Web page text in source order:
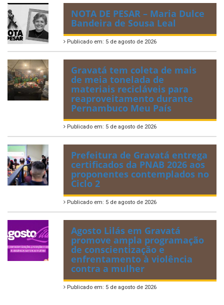
NOTA DE PESAR – Maria Dulce
Bandeira de Sousa Leal
Publicado em: 5 de agosto de 2026
Gravatá tem coleta de mais
de meia tonelada de
materiais recicláveis para
reaproveitamento durante
Pernambuco Meu País
Publicado em: 5 de agosto de 2026
Prefeitura de Gravatá entrega
certificados da PNAB 2026 aos
proponentes contemplados no
Ciclo 2
Publicado em: 5 de agosto de 2026
Agosto Lilás em Gravatá
promove ampla programação
de conscientização e
enfrentamento à violência
contra a mulher
Publicado em: 5 de agosto de 2026